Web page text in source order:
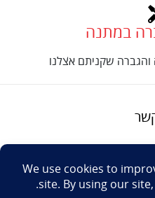
במתנה
שקניתם אצלנו